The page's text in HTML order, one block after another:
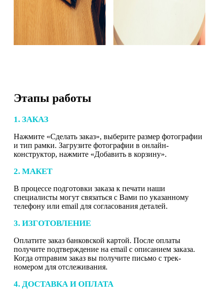
Этапы работы
1. ЗАКАЗ
Нажмите «Сделать заказ», выберите размер фотографии
и тип рамки. Загрузите фотографии в онлайн-
конструктор, нажмите «Добавить в корзину».
2. МАКЕТ
В процессе подготовки заказа к печати наши
специалисты могут связаться с Вами по указанному
телефону или email для согласования деталей.
3. ИЗГОТОВЛЕНИЕ
Оплатите заказ банковской картой. После оплаты
получите подтверждение на email с описанием заказа.
Когда отправим заказ вы получите письмо с трек-
номером для отслеживания.
4. ДОСТАВКА И ОПЛАТА